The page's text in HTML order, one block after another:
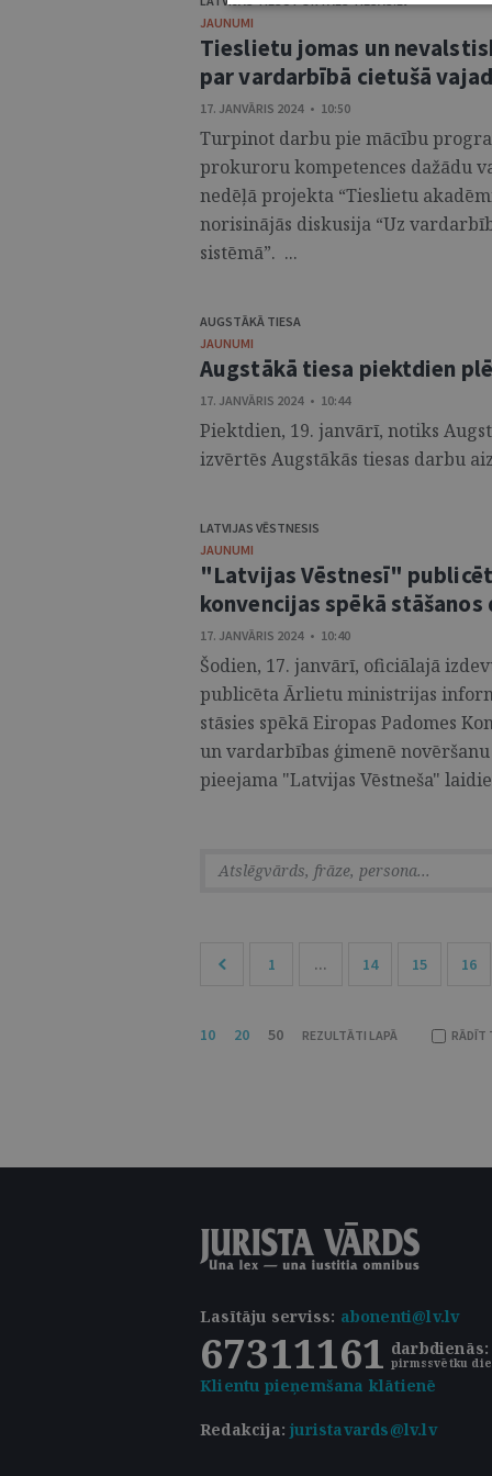
JAUNUMI
Tieslietu jomas un
par vardarbībā cietušā
17. JANVĀRIS 2024 • 10:50
Turpinot darbu pie mācību
prokuroru kompetences dažādu
nedēļā projekta “Tieslietu
norisinājās diskusija “Uz
sistēmā”. ...
AUGSTĀKĀ TIESA
JAUNUMI
Augstākā tiesa piektdien
17. JANVĀRIS 2024 • 10:44
Piektdien, 19. janvārī, notiks
izvērtēs Augstākās tiesas darbu
LATVIJAS VĒSTNESIS
JAUNUMI
"Latvijas Vēstnesī"
konvencijas spēkā stāšanos
17. JANVĀRIS 2024 • 10:40
Šodien, 17. janvārī, oficiālajā
publicēta Ārlietu ministrijas
stāsies spēkā Eiropas Padomes
un vardarbības ģimenē
pieejama "Latvijas Vēstneša"
1 ... 14 15 16
10 20 50 REZULTĀTI LAPĀ RĀDĪT
Lasītāju serviss: abonenti@lv.lv
67311161 darbdienās:
pirmssvētku
Klientu pieņemšana klātienē
Redakcija:juristavards@lv.lv